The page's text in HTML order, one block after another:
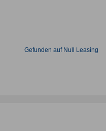
Gefunden auf Null Leasing